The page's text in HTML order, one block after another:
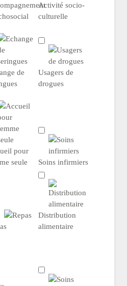
Activité socio-
culturelle
de
Usagers de
drogues
pour
seule
Soins infirmiers
Distribution
alimentaire